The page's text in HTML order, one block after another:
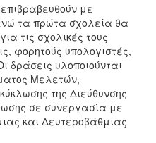
με
τα πρώτα σχολεία θα
τις σχολικές τους
φορητούς υπολογιστές,
δράσεις υλοποιούνται
Μελετών,
της Διεύθυνσης
σε συνεργασία με
και Δευτεροβάθμιας